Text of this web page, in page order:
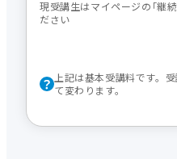
現受講生はマイページの｢継
ださい
上記は基本受講料です。
て変わります。